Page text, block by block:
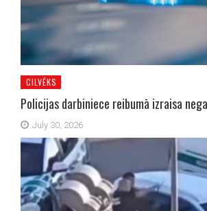
CILVĒKS
Policijas darbiniece reibumā izraisa
July 30, 2026